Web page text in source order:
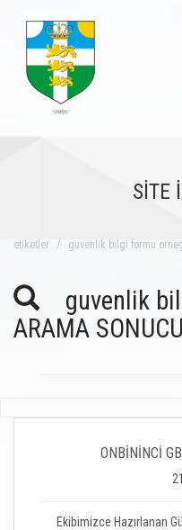
SİTE
eti̇ketler guvenlik bilgi formu
guvenlik
ARAMA SONUCU
ONBİNİNCİ
Ekibimizce Hazırlanan